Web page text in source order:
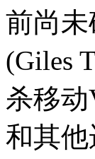
前尚未
(Giles
杀移
和其